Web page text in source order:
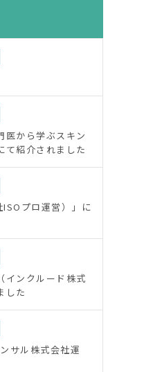
医から学ぶスキン
て紹介されました
プロ運営）」に
インクルード株式
した
サル株式会社運